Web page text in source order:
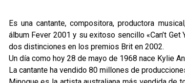
Es una cantante, compositora, productora
álbum Fever 2001 y su exitoso sencillo «Can’t
dos distinciones en los premios Brit en 2002.
Un día como hoy 28 de mayo de 1968 nace Kylie
La cantante ha vendido 80 millones de